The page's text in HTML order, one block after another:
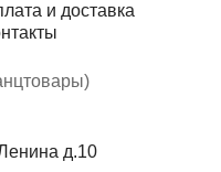
и доставка
д.10